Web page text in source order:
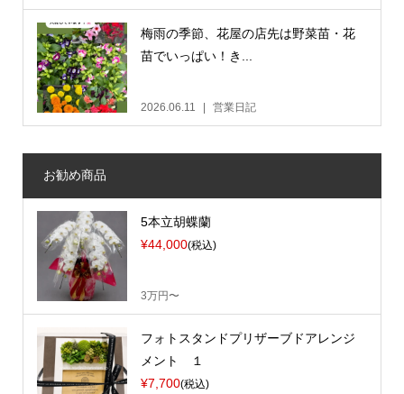
梅雨の季節、花屋の店先は野菜苗・花
苗でいっぱい！き...
2026.06.11 営業日記
お勧め商品
5本立胡蝶蘭
¥44,000(税込)
3万円〜
フォトスタンドプリザーブドアレンジ
メント １
¥7,700(税込)